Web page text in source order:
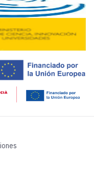
en medio de
una parte principal
criptomonedas?”, ha